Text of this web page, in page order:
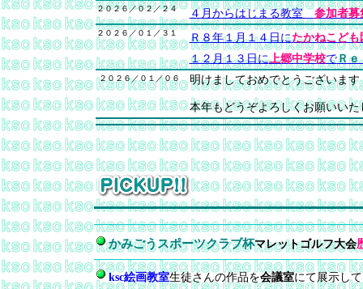
２０２６／０２／２４ ４月からはじまる教室 参加者募
２０２６／０１／３１ Ｒ８年１月１４日にたかねこども
１２月１３日に上郷中学校でＲ
２０２６／０１／０６ 明けましておめでとうございます
本年もどうぞよろしくお願いいた
かみごうスポーツクラブ杯マレットゴルフ大会
ksc絵画教室生徒さんの作品を会議室にて展示し